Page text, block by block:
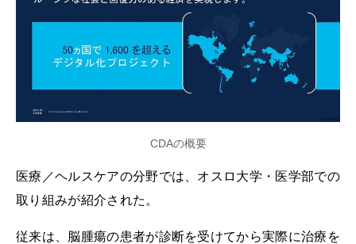
CDAの概要
医療／ヘルスケアの分野では、オスロ大学・医学部での
取り組みが紹介された。
従来は、脳腫瘍の患者が診断を受けてから実際に治療を